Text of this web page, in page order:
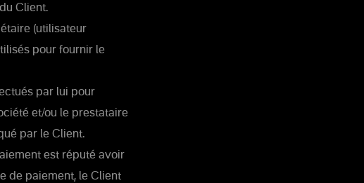
Client.
(utilisateur
pour fournir le
par lui pour
et/ou le prestataire
par le Client.
est réputé avoir
de paiement, le Client